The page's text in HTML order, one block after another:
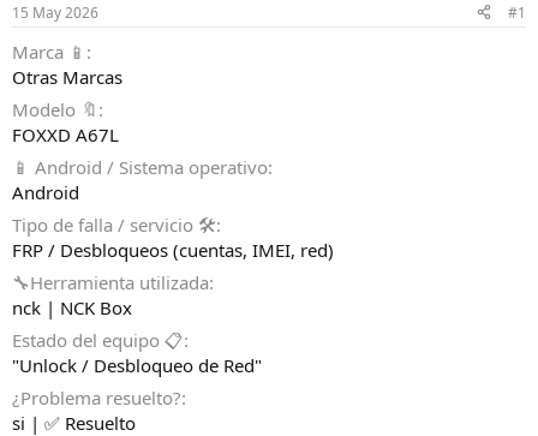
15 May 2026 #1
Marca 📱
Otras Marcas
Modelo 🔖
FOXXD A67L
📱 Android / Sistema operativo
Android
Tipo de falla / servicio 🛠️
FRP / Desbloqueos (cuentas, IMEI, red)
🔧Herramienta utilizada
nck | NCK Box
Estado del equipo 📋
"Unlock / Desbloqueo de Red"
¿Problema resuelto?
si | ✅ Resuelto